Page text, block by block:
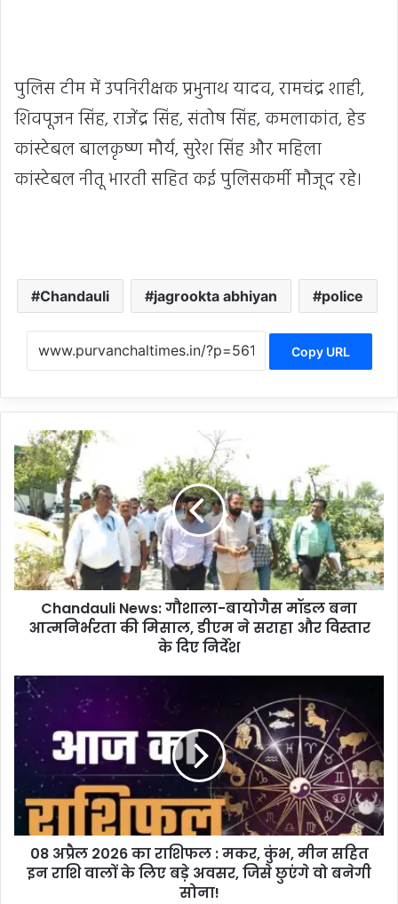
पुलिस टीम में उपनिरीक्षक प्रभुनाथ यादव, रामचंद्र शाही,
शिवपूजन सिंह, राजेंद्र सिंह, संतोष सिंह, कमलाकांत, हेड
कांस्टेबल बालकृष्ण मौर्य, सुरेश सिंह और महिला
कांस्टेबल नीतू भारती सहित कई पुलिसकर्मी मौजूद रहे।
Chandauli jagrookta abhiyan police
Copy URL
h
a
n
d
a
u
l
i
:
गौ
शा
ला
यो
Chandauli News: गौशाला-बायोगैस मॉडल बना
आत्मनिर्भरता की मिसाल, डीएम ने सराहा और विस्तार
के दिए निर्देश
8
अ
प्रै
2
6
08 अप्रैल 2026 का राशिफल : मकर, कुंभ, मीन सहित
इन राशि वालों के लिए बड़े अवसर, जिसे छुएंगे वो बनेगी
सोना!